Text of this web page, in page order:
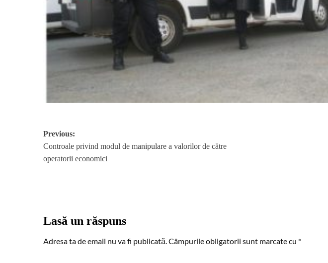
Post
navigation
Previous:
Controale privind modul de manipulare a valorilor de către
operatorii economici
Lasă un răspuns
Adresa ta de email nu va fi publicată.Câmpurile obligatorii sunt marcate cu *